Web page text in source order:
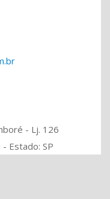
- Lj. 126
Estado: SP